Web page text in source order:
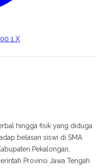
1 X
hingga fisik yang diduga
belasan siswi di SMA
Pekalongan,
Provinsi Jawa Tengah